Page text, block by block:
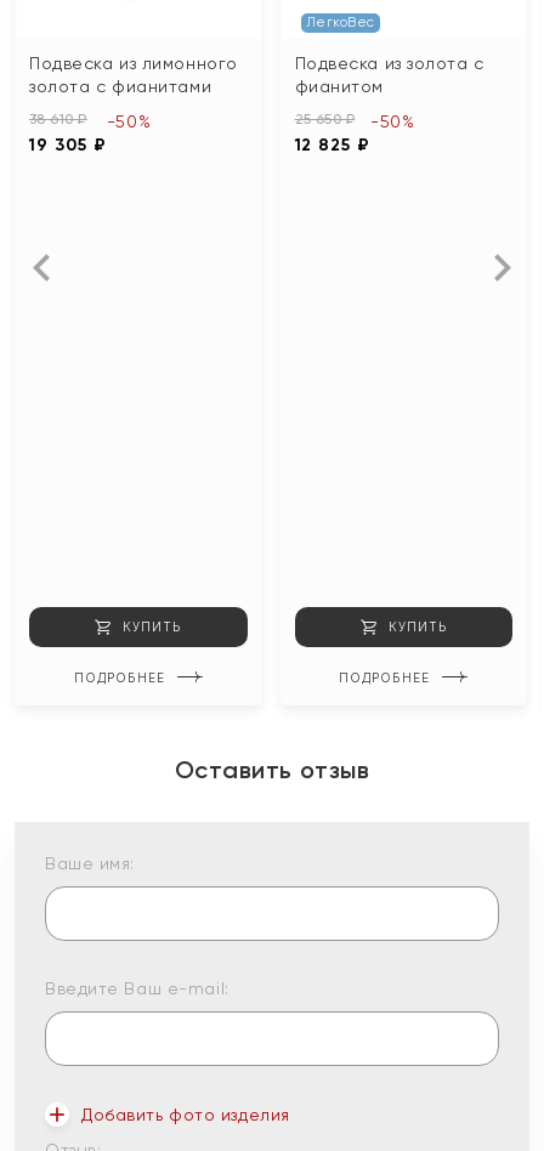
Подвеска из лимонного
золота с фианитами
38 610 ₽
19 305 ₽
-50%
КУПИТЬ
ПОДРОБНЕЕ
ЛегкоВес
Подвеска из золота с
фианитом
25 650 ₽
12 825 ₽
-50%
КУПИТЬ
ПОДРОБНЕЕ
Оставить отзыв
Ваше имя:
Введите Ваш e-mail:
Добавить фото изделия